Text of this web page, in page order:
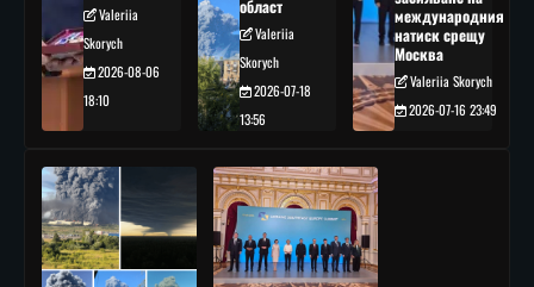
Valeriia
Skorych
2026-08-06
18:10
област
Valeriia
Skorych
2026-07-18
13:56
международния
натиск срещу
Москва
Valeriia Skorych
2026-07-16 23:49